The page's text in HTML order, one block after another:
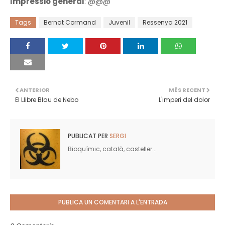
Tags Bernat Cormand Juvenil Ressenya 2021
MÉS RECENT
L'imperi del dolor
ANTERIOR
El Llibre Blau de Nebo
PUBLICAT PER SERGI
Bioquímic, català, casteller...
PUBLICA UN COMENTARI A L'ENTRADA